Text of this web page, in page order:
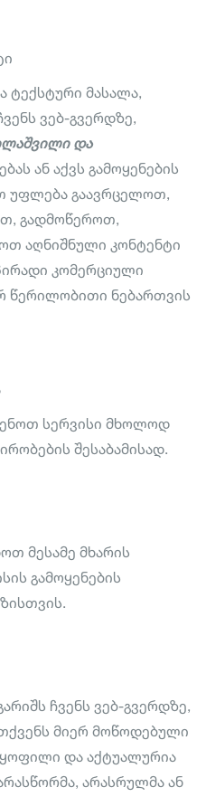
ტექსტური მასალა,
ვებ-გვერდზე,
და
ან აქვს გამოყენების
უფლება გაავრცელოთ,
გადმოწეროთ,
აღნიშნული კონტენტი
კომერციული
წერილობითი ნებართვის
სერვისი მხოლოდ
შესაბამისად.
მესამე მხარის
გამოყენების
ჩვენს ვებ-გვერდზე,
მიერ მოწოდებული
და აქტუალურია
არასრულმა ან